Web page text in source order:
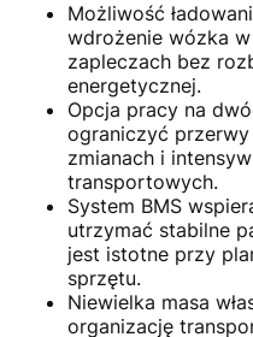
Możliwość
wdrożenie wózka
zapleczach bez
energetycznej.
Opcja pracy na
ograniczyć przerwy
zmianach i
transportowych.
System BMS
utrzymać stabilne
jest istotne przy
sprzętu.
Niewielka masa
organizację